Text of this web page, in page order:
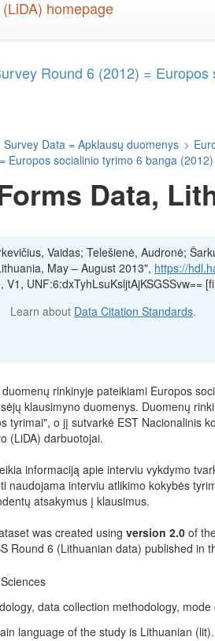
Round 6 (2012) =
Survey Data = Apklausų duomenys >
Europos socialinio tyrimo 6 banga (2012)
Data,
Vaidas; Telešienė, Audronė;
May – August 2013", https://
V1, UNF:6:dxTyhLsuKsljtAjKSGSSvw==
Learn about Data Citation Standards.
rinkinyje pateikiami Europos
klausimyno duomenys. Duomenų
tyrimai", o jį sutvarkė EST Nacionalinis
(LiDA) darbuotojai.
informaciją apie interviu vykdymo
naudojama interviu atlikimo kokybės
atsakymus į klausimus.
was created using version 2.0 of
Round 6 (Lithuanian data) published in
data collection methodology,
language of the study is Lithuanian (lit).